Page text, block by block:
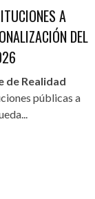
A
DEL
de Realidad
públicas a